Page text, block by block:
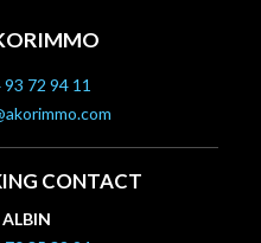
72 94 11
CONTACT